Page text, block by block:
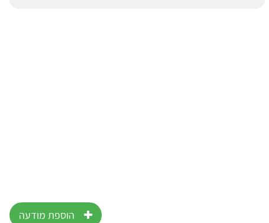
הוספת מודעה